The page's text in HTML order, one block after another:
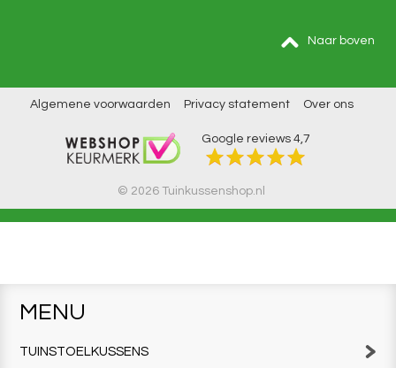
Naar boven
Algemene voorwaarden Privacy statement Over ons
Google reviews 4,7
© 2026 Tuinkussenshop.nl
MENU
TUINSTOELKUSSENS